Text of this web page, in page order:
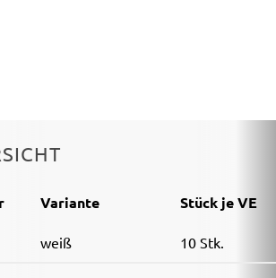
Variante Stück je VE
weiß 10 Stk.